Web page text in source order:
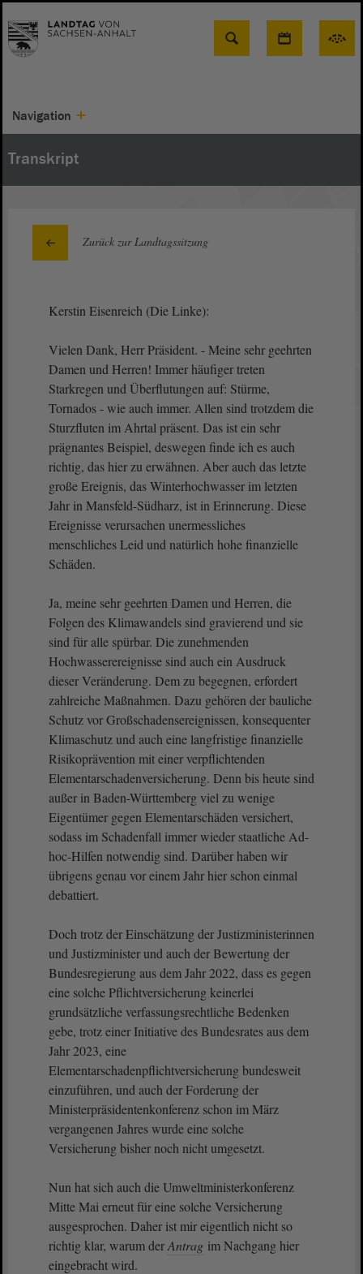
Suche
Navigation
Transkript
Zurück zur Landtagssitzung
Kerstin Eisenreich (Die Linke):
Vielen Dank, Herr Präsident. - Meine sehr geehrten
Damen und Herren! Immer häufiger treten
Starkregen und Überflutungen auf: Stürme,
Tornados - wie auch immer. Allen sind trotzdem die
Sturzfluten im Ahrtal präsent. Das ist ein sehr
prägnantes Beispiel, deswegen finde ich es auch
richtig, das hier zu erwähnen. Aber auch das letzte
große Ereignis, das Winterhochwasser im letzten
Jahr in Mansfeld-Südharz, ist in Erinnerung. Diese
Ereignisse verursachen unermessliches
menschliches Leid und natürlich hohe finanzielle
Schäden.
Ja, meine sehr geehrten Damen und Herren, die
Folgen des Klimawandels sind gravierend und sie
sind für alle spürbar. Die zunehmenden
Hochwasserereignisse sind auch ein Ausdruck
dieser Veränderung. Dem zu begegnen, erfordert
zahlreiche Maßnahmen. Dazu gehören der bauliche
Schutz vor Großschadensereignissen, konsequenter
Klimaschutz und auch eine langfristige finanzielle
Risikoprävention mit einer verpflichtenden
Elementarschadenversicherung. Denn bis heute sind
außer in Baden-Württemberg viel zu wenige
Eigentümer gegen Elementarschäden versichert,
sodass im Schadenfall immer wieder staatliche Ad-
hoc-Hilfen notwendig sind. Darüber haben wir
übrigens genau vor einem Jahr hier schon einmal
debattiert.
Doch trotz der Einschätzung der Justizministerinnen
und Justizminister und auch der Bewertung der
Bundesregierung aus dem Jahr 2022, dass es gegen
eine solche Pflichtversicherung keinerlei
grundsätzliche verfassungsrechtliche Bedenken
gebe, trotz einer Initiative des Bundesrates aus dem
Jahr 2023, eine
Elementarschadenpflichtversicherung bundesweit
einzuführen, und auch der Forderung der
Ministerpräsidentenkonferenz schon im März
vergangenen Jahres wurde eine solche
Versicherung bisher noch nicht umgesetzt.
Nun hat sich auch die Umweltministerkonferenz
Mitte Mai erneut für eine solche Versicherung
ausgesprochen. Daher ist mir eigentlich nicht so
richtig klar, warum derAntrag im Nachgang hier
eingebracht wird.